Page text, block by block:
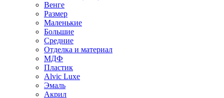
Венге
Размер
Маленькие
Большие
Средние
Отделка и материал
МДФ
Пластик
Alvic Luxe
Эмаль
Акрил